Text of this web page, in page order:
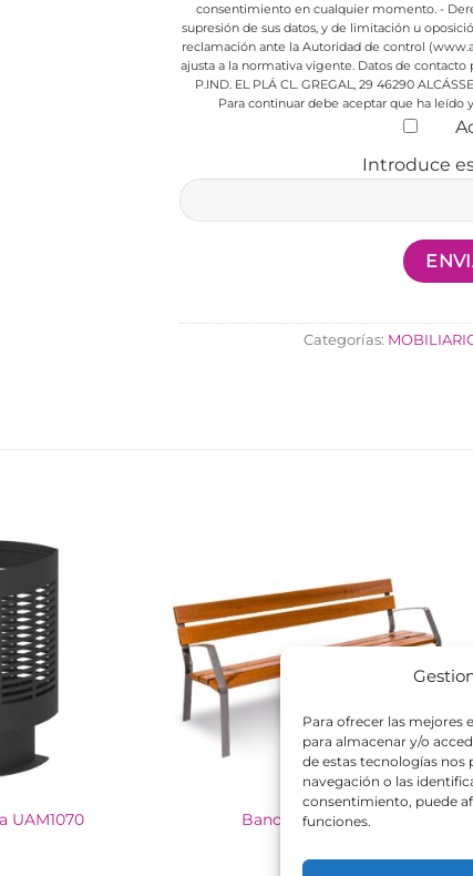
Para ofrecer las mejores
para almacenar y/o
de estas tecnologías
navegación o las
consentimiento, puede
funciones.
consentimiento en cualquier momento. -
supresión de sus datos, y de limitación u
reclamación ante la Autoridad de control
ajusta a la normativa vigente.Datos de contacto
P.IND. EL PLÁ CL. GREGAL, 29 46290
Para continuar debe aceptar que ha leído
Introduce
Categorías:
UAM1070 Banco UAM 1006